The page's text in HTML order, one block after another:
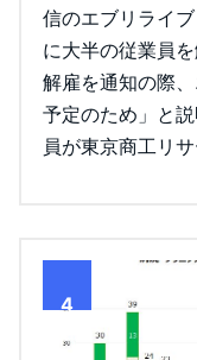
信のエブリライ
に大半の従業員
解雇を通知の際
予定のため」と
員が東京商工リ
4